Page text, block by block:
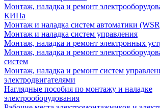
Монтаж, наладка и ремонт
КИПа
Монтаж и наладка систем автоматики
Монтаж и наладка систем управления
Монтаж, наладка и ремонт электронных
Монтаж, наладка и ремонт
систем
Монтаж, наладка и ремонт систем
электродвигателями
Наглядные пособия по монтажу и наладке
электрооборудования